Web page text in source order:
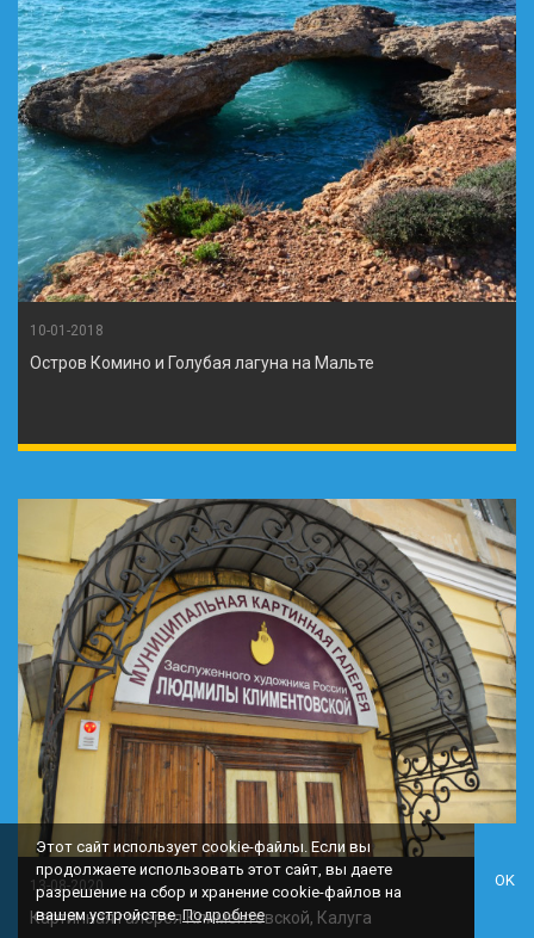
10-01-2018
Остров Комино и Голубая лагуна на Мальте
13-08-2020
Картинная галерея Климентовской, Калуга
Этот сайт использует cookie-файлы. Если вы
продолжаете использовать этот сайт, вы даете
разрешение на сбор и хранение cookie-файлов на
вашем устройстве.Подробнее
OK